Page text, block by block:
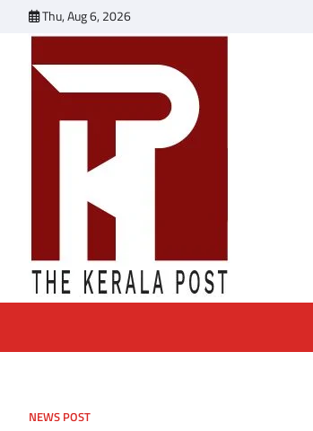
Thu, Aug 6, 2026
NEWS POST